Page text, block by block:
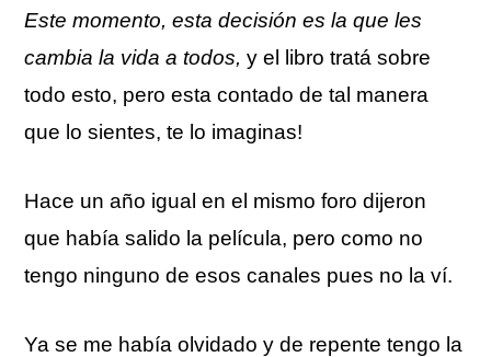
Este momento, esta decisión es la que les
cambia la vida a todos, y el libro tratá sobre
todo esto, pero esta contado de tal manera
que lo sientes, te lo imaginas!
Hace un año igual en el mismo foro dijeron
que había salido la película, pero como no
tengo ninguno de esos canales pues no la ví.
Ya se me había olvidado y de repente tengo la